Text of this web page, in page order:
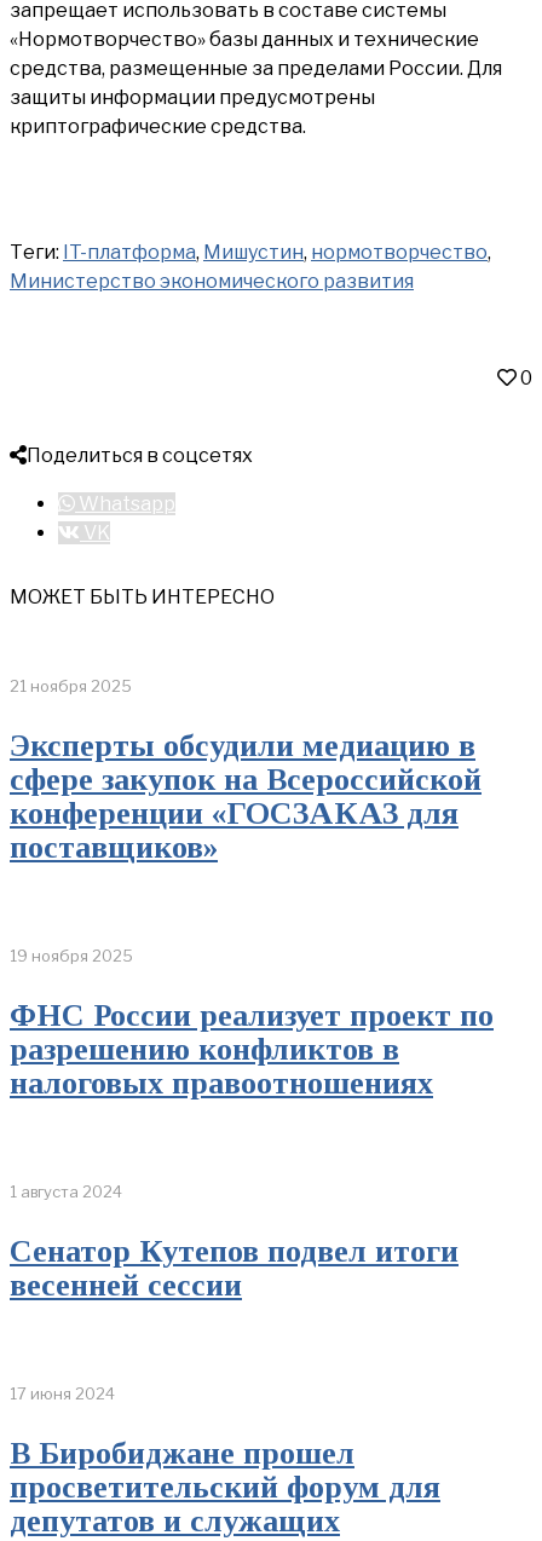
запрещает использовать в составе системы
«Нормотворчество» базы данных и технические
средства, размещенные за пределами России. Для
защиты информации предусмотрены
криптографические средства.
Теги: IT-платформа, Мишустин, нормотворчество,
Министерство экономического развития
0
Поделиться в соцсетях
Whatsapp
VK
МОЖЕТ БЫТЬ ИНТЕРЕСНО
21 ноября 2025
Эксперты обсудили медиацию в
сфере закупок на Всероссийской
конференции «ГОСЗАКАЗ для
поставщиков»
19 ноября 2025
ФНС России реализует проект по
разрешению конфликтов в
налоговых правоотношениях
1 августа 2024
Сенатор Кутепов подвел итоги
весенней сессии
17 июня 2024
В Биробиджане прошел
просветительский форум для
депутатов и служащих